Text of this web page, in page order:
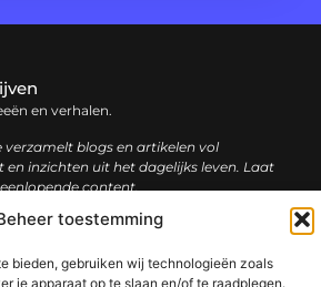
toestemming
bieden, gebruiken wij technologieën zoals
je apparaat op te slaan en/of te raadplegen.
en verhalen.
blogs en artikelen vol
inzichten uit het dagelijks leven. Laat
content.